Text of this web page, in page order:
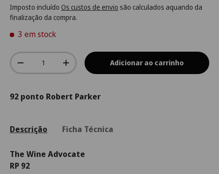
Imposto incluído Os custos de envio são calculados aquando da
finalização da compra.
3 em stock
Qtd.
-
+ Adicionar ao carrinho
92 ponto Robert Parker
Descrição Ficha Técnica
The Wine Advocate
RP 92